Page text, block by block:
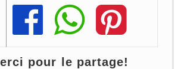
Share
Share
Share
pour le partage!